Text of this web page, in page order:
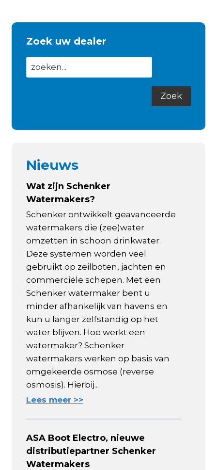
Zoek uw dealer
Nieuws
Wat zijn Schenker
Watermakers?
Schenker ontwikkelt geavanceerde
watermakers die (zee)water
omzetten in schoon drinkwater.
Deze systemen worden veel
gebruikt op zeilboten, jachten en
commerciële schepen. Met een
Schenker watermaker bent u
minder afhankelijk van havens en
kun u langer zelfstandig op het
water blijven. Hoe werkt een
watermaker? Schenker
watermakers werken op basis van
omgekeerde osmose (reverse
osmosis). Hierbij...
Lees meer >>
ASA Boot Electro, nieuwe
distributiepartner Schenker
Watermakers